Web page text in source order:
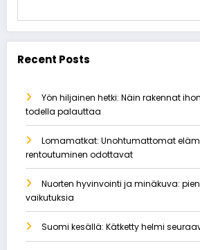
Recent Posts
Yön hiljainen hetki: Näin rakennat
todella palauttaa
Lomamatkat: Unohtumattomat
rentoutuminen odottavat
Nuorten hyvinvointi ja minäkuva:
vaikutuksia
Suomi kesällä: Kätketty helmi